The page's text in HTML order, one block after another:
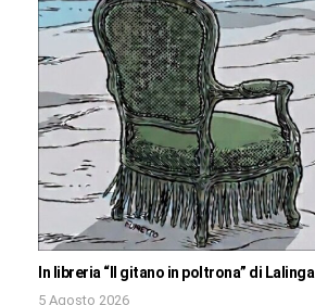
In libreria “Il gitano in poltrona” di Lalinga
5 Agosto 2026